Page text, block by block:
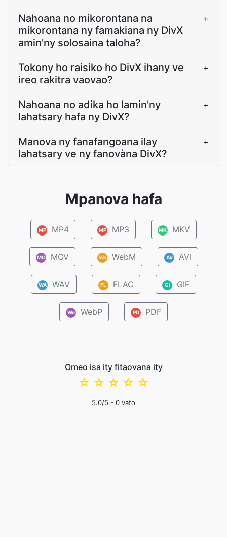
Nahoana no mikorontana na
mikorontana ny famakiana ny DivX
amin'ny solosaina taloha?
+
Tokony ho raisiko ho DivX ihany ve
ireo rakitra vaovao?
+
Nahoana no adika ho lamin'ny
lahatsary hafa ny DivX?
+
Manova ny fanafangoana ilay
lahatsary ve ny fanovàna DivX?
+
Mpanova hafa
MP MP4 MP MP3 MK MKV
MO MOV We WebM AV AVI
WA WAV FL FLAC GI GIF
We WebP PD PDF
Omeo isa ity fitaovana ity
☆
☆
☆
☆
☆
5.0/5 - 0 vato